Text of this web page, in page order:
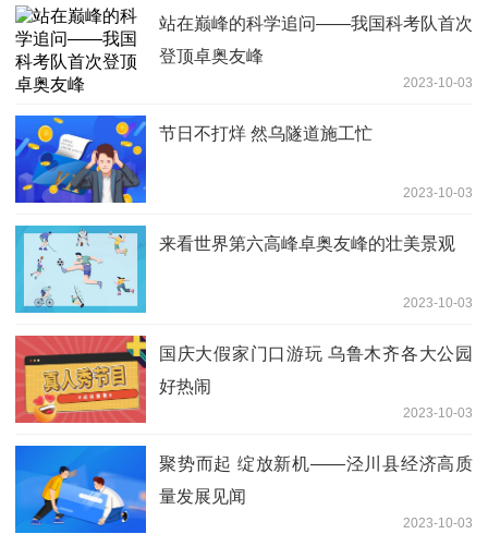
站在巅峰的科学追问——我国科考队首次
登顶卓奥友峰
2023-10-03
节日不打烊 然乌隧道施工忙
2023-10-03
来看世界第六高峰卓奥友峰的壮美景观
2023-10-03
国庆大假家门口游玩 乌鲁木齐各大公园
好热闹
2023-10-03
聚势而起 绽放新机——泾川县经济高质
量发展见闻
2023-10-03